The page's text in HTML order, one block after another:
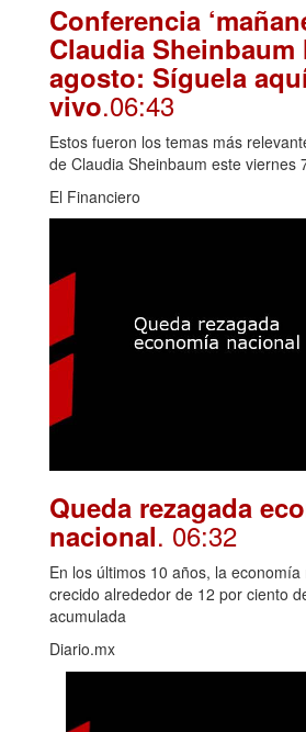
Conferencia
Claudia Sheinbaum
agosto: Síguela
vivo.06:43
Estos fueron los temas más
de Claudia Sheinbaum este viernes
El Financiero
Queda rezagada
nacional. 06:32
En los últimos 10 años, la
crecido alrededor de 12 por ciento
acumulada
Diario.mx